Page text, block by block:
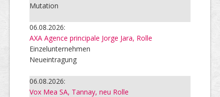
Mutation
06.08.2026:
AXA Agence principale Jorge Jara, Rolle
Einzelunternehmen
Neueintragung
06.08.2026:
Vox Mea SA, Tannay, neu Rolle